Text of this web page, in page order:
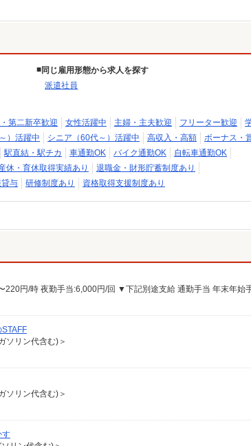
同じ雇用形態から求人を探す
派遣社員
第二新卒歓迎 女性活躍中 主婦・主夫歓迎 フリーター歓迎
）活躍中 シニア（60代～）活躍中 高収入・高額
ボーナス・
駅直結・駅チカ 車通勤OK バイク通勤OK
自転車通勤OK
休・育休取得実績あり
退職金・財形貯蓄制度あり
与 研修制度あり 資格取得支援制度あり
ソリン代含む)＞
ソリン代含む)＞
す